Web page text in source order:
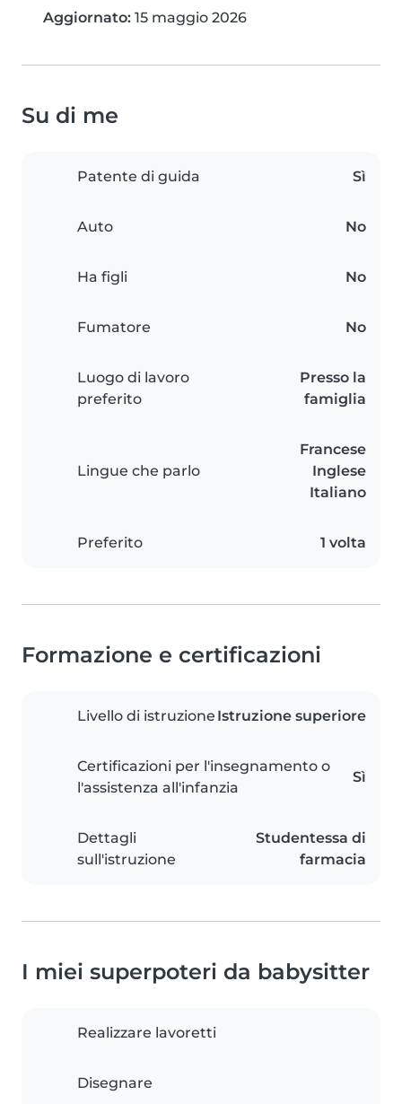
Aggiornato: 15 maggio 2026
Su di me
Patente di guida Sì
Auto No
Ha figli No
Fumatore No
Luogo di lavoro
preferito
Presso la
famiglia
Lingue che parlo
Francese
Inglese
Italiano
Preferito 1 volta
Formazione e certificazioni
Livello di istruzione Istruzione superiore
Certificazioni per l'insegnamento o
l'assistenza all'infanzia
Sì
Dettagli
sull'istruzione
Studentessa di
farmacia
I miei superpoteri da babysitter
Realizzare lavoretti
Disegnare